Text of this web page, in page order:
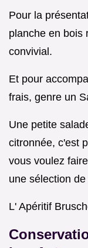
Pour la
planche en bois
convivial.
Et pour
frais, genre un
Une petite
citronnée, c'est
vous voulez
une sélection
L' Apéritif